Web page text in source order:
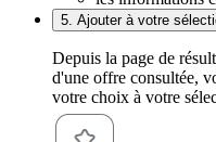
5. Ajouter à votre
Depuis la page de
d'une offre consultée,
votre choix à votre